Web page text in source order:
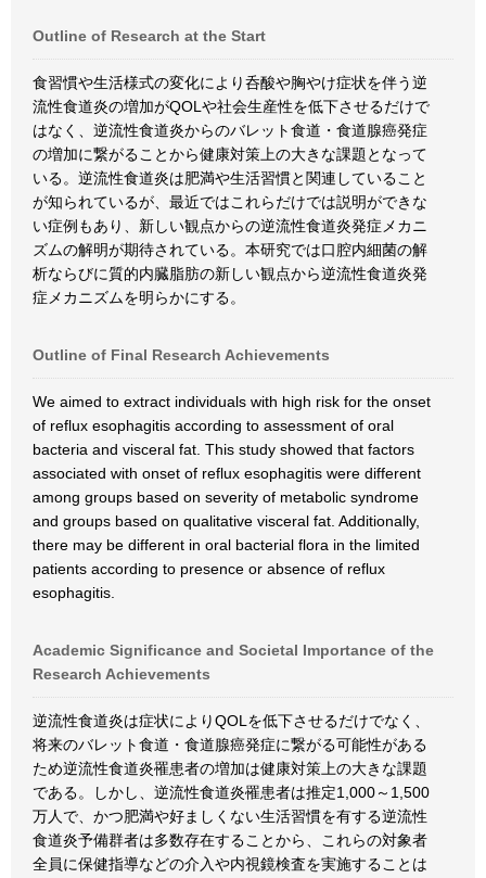
Outline of Research at the Start
食習慣や生活様式の変化により呑酸や胸やけ症状を伴う逆
流性食道炎の増加がQOLや社会生産性を低下させるだけで
はなく、逆流性食道炎からのバレット食道・食道腺癌発症
の増加に繋がることから健康対策上の大きな課題となって
いる。逆流性食道炎は肥満や生活習慣と関連していること
が知られているが、最近ではこれらだけでは説明ができな
い症例もあり、新しい観点からの逆流性食道炎発症メカニ
ズムの解明が期待されている。本研究では口腔内細菌の解
析ならびに質的内臓脂肪の新しい観点から逆流性食道炎発
症メカニズムを明らかにする。
Outline of Final Research Achievements
We aimed to extract individuals with high risk for the onset
of reflux esophagitis according to assessment of oral
bacteria and visceral fat. This study showed that factors
associated with onset of reflux esophagitis were different
among groups based on severity of metabolic syndrome
and groups based on qualitative visceral fat. Additionally,
there may be different in oral bacterial flora in the limited
patients according to presence or absence of reflux
esophagitis.
Academic Significance and Societal Importance of the
Research Achievements
逆流性食道炎は症状によりQOLを低下させるだけでなく、
将来のバレット食道・食道腺癌発症に繋がる可能性がある
ため逆流性食道炎罹患者の増加は健康対策上の大きな課題
である。しかし、逆流性食道炎罹患者は推定1,000～1,500
万人で、かつ肥満や好ましくない生活習慣を有する逆流性
食道炎予備群者は多数存在することから、これらの対象者
全員に保健指導などの介入や内視鏡検査を実施することは